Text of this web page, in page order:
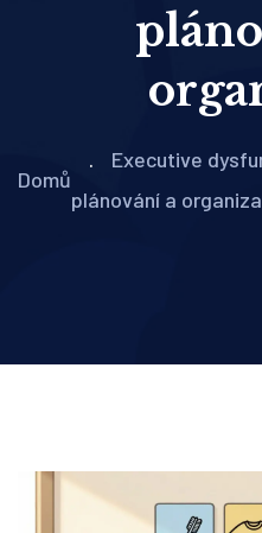
Domů
Executive
plánování a